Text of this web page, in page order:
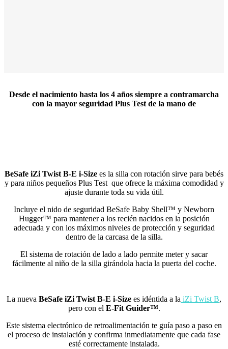
Desde el nacimiento hasta los 4 años siempre a contramarcha
con la mayor seguridad Plus Test de la mano de
BeSafe iZi Twist B-E i-Size es la silla con rotación sirve para bebés
y para niños pequeños Plus Test que ofrece la máxima comodidad y
ajuste durante toda su vida útil.
Incluye el nido de seguridad BeSafe Baby Shell™ y Newborn
Hugger™ para mantener a los recién nacidos en la posición
adecuada y con los máximos niveles de protección y seguridad
dentro de la carcasa de la silla.
El sistema de rotación de lado a lado permite meter y sacar
fácilmente al niño de la silla girándola hacia la puerta del coche.
La nueva BeSafe iZi Twist B-E i-Size es idéntida a la iZi Twist B,
pero con el E-Fit Guider™.
Este sistema electrónico de retroalimentación te guía paso a paso en
el proceso de instalación y confirma inmediatamente que cada fase
esté correctamente instalada.